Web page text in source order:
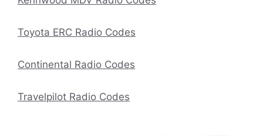
Toyota ERC Radio Codes
Continental Radio Codes
Travelpilot Radio Codes